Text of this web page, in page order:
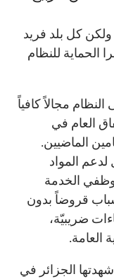
كل بلد فريد
الحماية للنظام
مجالاً كافياً
العام في
في العامين الماضيين.
المواد
الخدمة
قروضاً بدون
ضريبيّة،
الجزائر في